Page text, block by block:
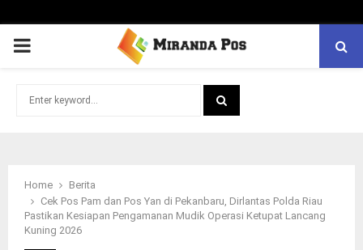
PRIMARY
Home
Berita
Cek Pos Pam dan Pos Yan di Pekanbaru, Dirlantas Polda Riau
Pastikan Kesiapan Pengamanan Mudik Operasi Ketupat Lancang
Kuning 2026